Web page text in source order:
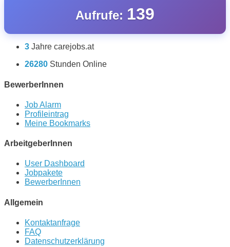
Aufrufe: 139
3 Jahre carejobs.at
26280 Stunden Online
BewerberInnen
Job Alarm
Profileintrag
Meine Bookmarks
ArbeitgeberInnen
User Dashboard
Jobpakete
BewerberInnen
Allgemein
Kontaktanfrage
FAQ
Datenschutzerklärung